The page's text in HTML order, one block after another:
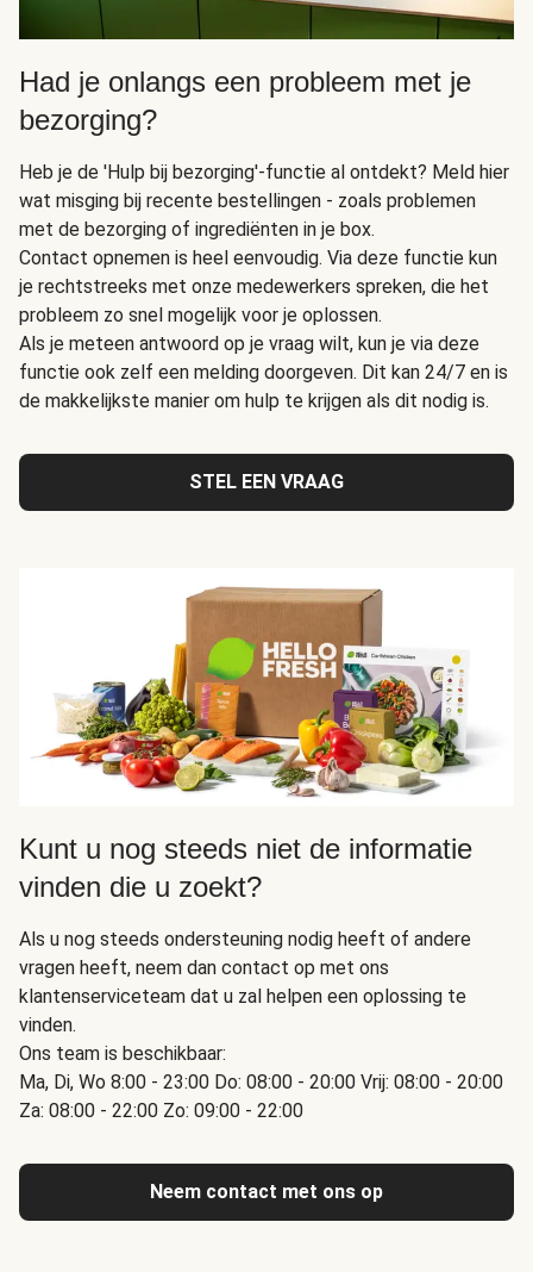
Had je onlangs een probleem met je
bezorging?
Heb je de 'Hulp bij bezorging'-functie al ontdekt? Meld hier
wat misging bij recente bestellingen - zoals problemen
met de bezorging of ingrediënten in je box.
Contact opnemen is heel eenvoudig. Via deze functie kun
je rechtstreeks met onze medewerkers spreken, die het
probleem zo snel mogelijk voor je oplossen.
Als je meteen antwoord op je vraag wilt, kun je via deze
functie ook zelf een melding doorgeven. Dit kan 24/7 en is
de makkelijkste manier om hulp te krijgen als dit nodig is.
STEL EEN VRAAG
Kunt u nog steeds niet de informatie
vinden die u zoekt?
Als u nog steeds ondersteuning nodig heeft of andere
vragen heeft, neem dan contact op met ons
klantenserviceteam dat u zal helpen een oplossing te
vinden.
Ons team is beschikbaar:
Ma, Di, Wo 8:00 - 23:00 Do: 08:00 - 20:00 Vrij: 08:00 - 20:00
Za: 08:00 - 22:00 Zo: 09:00 - 22:00
Neem contact met ons op